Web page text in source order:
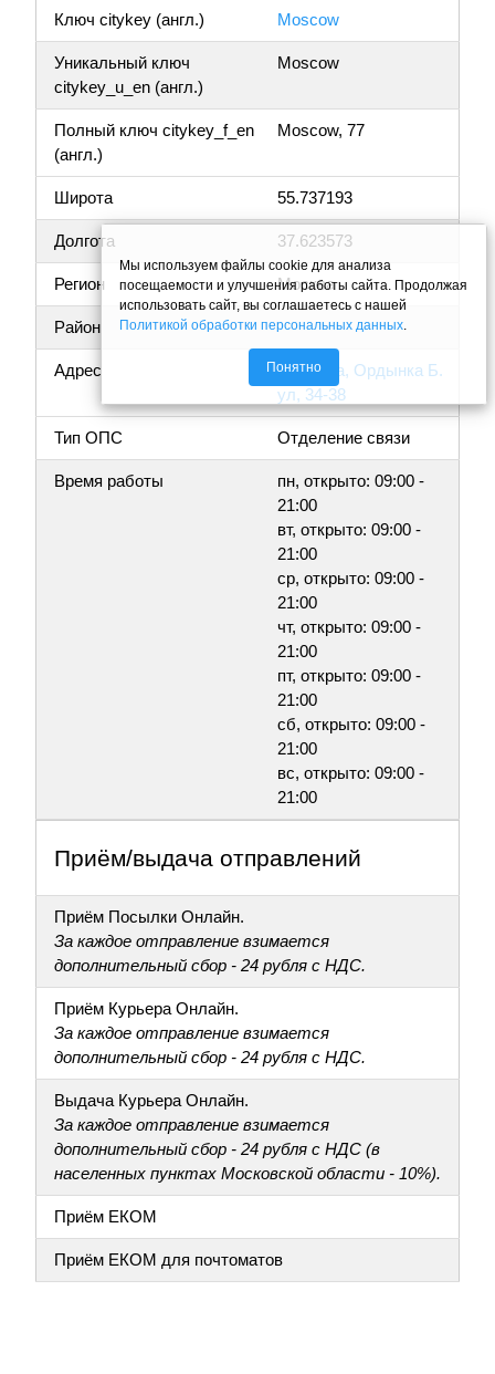
Ключ citykey (англ.) Moscow
Уникальный ключ
citykey_u_en (англ.)
Moscow
Полный ключ citykey_f_en
(англ.)
Moscow, 77
Широта 55.737193
Долгота 37.623573
Регион Москва
Район
Адрес
г Москва, Ордынка Б.
ул, 34-38
Тип ОПС Отделение связи
Время работы
пн, открыто: 09:00 -
21:00
вт, открыто: 09:00 -
21:00
ср, открыто: 09:00 -
21:00
чт, открыто: 09:00 -
21:00
пт, открыто: 09:00 -
21:00
сб, открыто: 09:00 -
21:00
вс, открыто: 09:00 -
21:00
Приём/выдача отправлений
Приём Посылки Онлайн.
За каждое отправление взимается
дополнительный сбор - 24 рубля с НДС.
Приём Курьера Онлайн.
За каждое отправление взимается
дополнительный сбор - 24 рубля с НДС.
Выдача Курьера Онлайн.
За каждое отправление взимается
дополнительный сбор - 24 рубля с НДС (в
населенных пунктах Московской области - 10%).
Приём ЕКОМ
Приём ЕКОМ для почтоматов
Мы используем файлы cookie для анализа
посещаемости и улучшения работы сайта. Продолжая
использовать сайт, вы соглашаетесь с нашей
Политикой обработки персональных данных
Понятно